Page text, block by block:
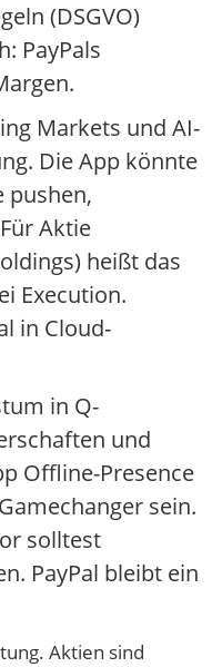
(DSGVO)
PayPals
Markets und AI-
Die App könnte
pushen,
Aktie
heißt das
Execution.
in Cloud-
in Q-
und
Offline-Presence
sein.
solltest
PayPal bleibt ein
Aktien sind